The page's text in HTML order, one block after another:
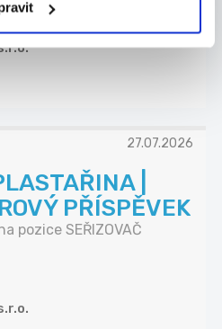
27.07.2026
|
PŘÍSPĚVEK
pozice SEŘIZOVAČ